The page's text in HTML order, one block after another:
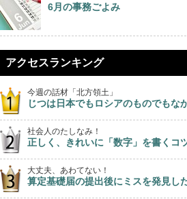
6月の事務ごよみ
アクセスランキング
今週の話材「北方領土」
じつは日本でもロシアのものでもな
社会人のたしなみ！
正しく、きれいに「数字」を書くコ
大丈夫、あわてない！
算定基礎届の提出後にミスを発見し